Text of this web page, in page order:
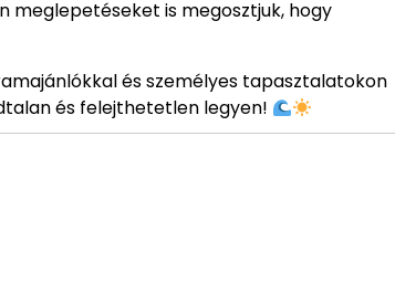
meglepetéseket is megosztjuk, hogy
és személyes tapasztalatokon
és felejthetetlen legyen!